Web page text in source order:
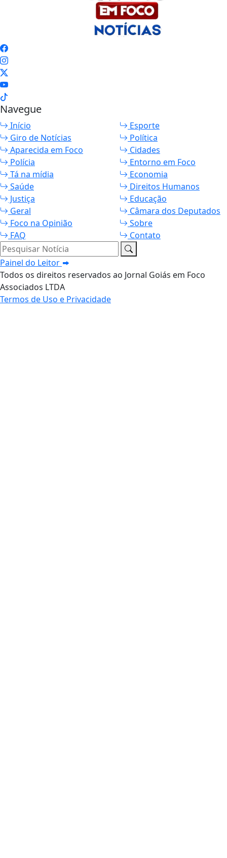
Navegue
Início
Esporte
Giro de Notícias
Política
Aparecida em Foco
Cidades
Polícia
Entorno em Foco
Tá na mídia
Economia
Saúde
Direitos Humanos
Justiça
Educação
Geral
Câmara dos Deputados
Foco na Opinião
Sobre
FAQ
Contato
Pesquisar Notícia
Painel do Leitor
Todos os direitos reservados ao Jornal Goiás em Foco
Associados LTDA
Termos de Uso e Privacidade